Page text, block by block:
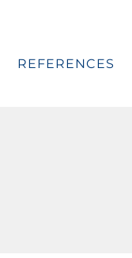
REFERENCES